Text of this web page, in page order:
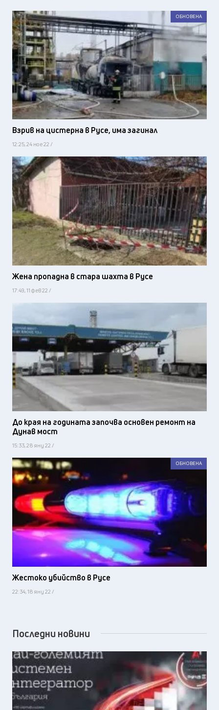
ОБНОВЕНА
Взрив на цистерна в Русе, има загинал
12:25, 24 ное 22 /
Жена пропадна в стара шахта в Русе
17:49, 11 фев 22 /
До края на годината започва основен ремонт на
Дунав мост
15:33, 28 яну 22 /
ОБНОВЕНА
Жестоко убийство в Русе
22:34, 18 яну 22 /
Последни новини